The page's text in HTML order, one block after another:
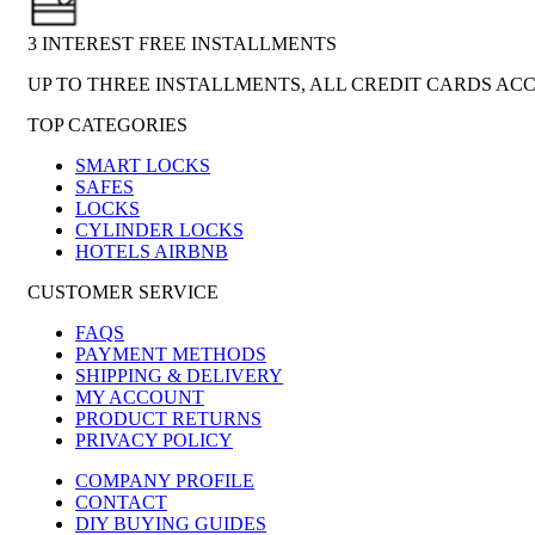
3 INTEREST FREE INSTALLMENTS
UP TO THREE INSTALLMENTS, ALL CREDIT CARDS
TOP CATEGORIES
SMART LOCKS
SAFES
LOCKS
CYLINDER LOCKS
HOTELS AIRBNB
CUSTOMER SERVICE
FAQS
PAYMENT METHODS
SHIPPING & DELIVERY
MY ACCOUNT
PRODUCT RETURNS
PRIVACY POLICY
COMPANY PROFILE
CONTACT
DIY BUYING GUIDES